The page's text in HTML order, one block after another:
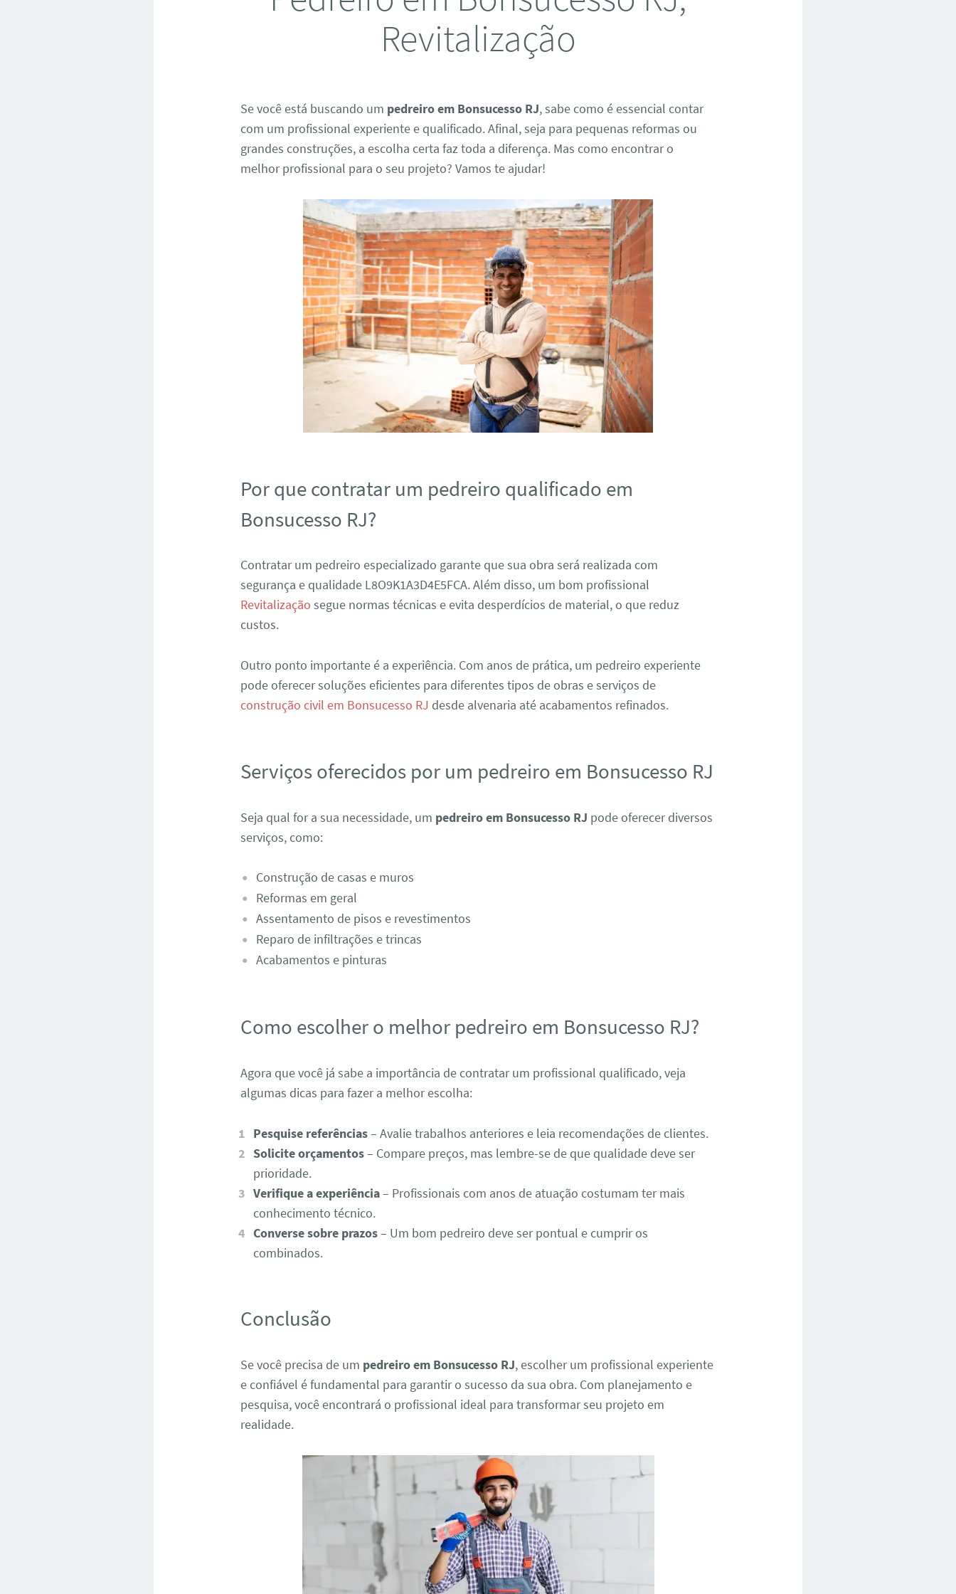
Revitalização
Se você está buscando um pedreiro em Bonsucesso RJ, sabe como é essencial contar
com um profissional experiente e qualificado. Afinal, seja para pequenas reformas ou
grandes construções, a escolha certa faz toda a diferença. Mas como encontrar o
melhor profissional para o seu projeto? Vamos te ajudar!
Por que contratar um pedreiro qualificado em
Bonsucesso RJ?
Contratar um pedreiro especializado garante que sua obra será realizada com
segurança e qualidade L8O9K1A3D4E5FCA. Além disso, um bom profissional
Revitalização segue normas técnicas e evita desperdícios de material, o que reduz
custos.
Outro ponto importante é a experiência. Com anos de prática, um pedreiro experiente
pode oferecer soluções eficientes para diferentes tipos de obras e serviços de
construção civil em Bonsucesso RJ desde alvenaria até acabamentos refinados.
Serviços oferecidos por um pedreiro em Bonsucesso RJ
Seja qual for a sua necessidade, um pedreiro em Bonsucesso RJ pode oferecer diversos
serviços, como:
Construção de casas e muros
Reformas em geral
Assentamento de pisos e revestimentos
Reparo de infiltrações e trincas
Acabamentos e pinturas
Como escolher o melhor pedreiro em Bonsucesso RJ?
Agora que você já sabe a importância de contratar um profissional qualificado, veja
algumas dicas para fazer a melhor escolha:
Pesquise referências– Avalie trabalhos anteriores e leia recomendações de clientes.
Solicite orçamentos– Compare preços, mas lembre-se de que qualidade deve ser
prioridade.
Verifique a experiência– Profissionais com anos de atuação costumam ter mais
conhecimento técnico.
Converse sobre prazos– Um bom pedreiro deve ser pontual e cumprir os
combinados.
Conclusão
Se você precisa de um pedreiro em Bonsucesso RJ, escolher um profissional experiente
e confiável é fundamental para garantir o sucesso da sua obra. Com planejamento e
pesquisa, você encontrará o profissional ideal para transformar seu projeto em
realidade.